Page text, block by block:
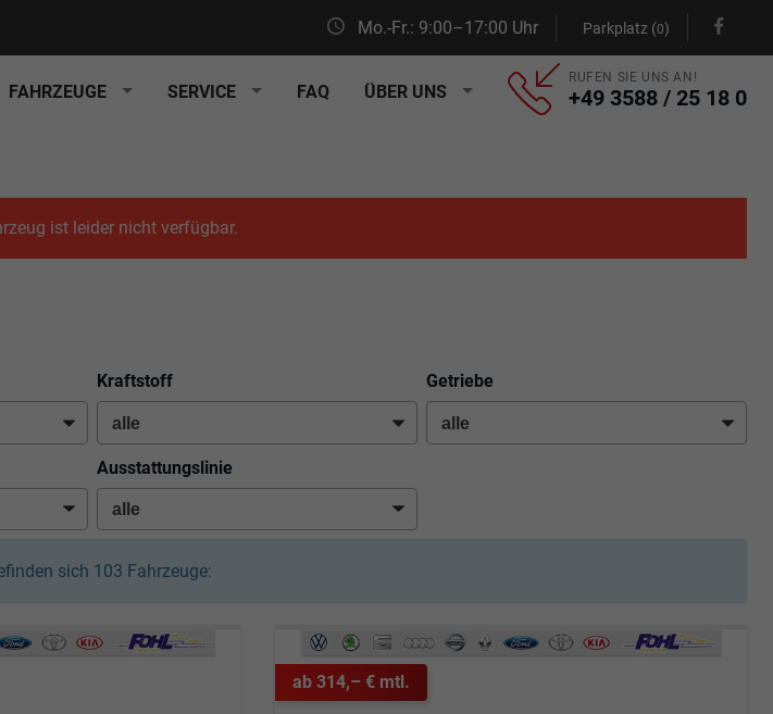
Mo.-Fr.: 9:00–17:00 Uhr Parkplatz (0)
FAHRZEUGE SERVICE FAQ ÜBER UNS
RUFEN SIE UNS AN!
+49 3588 / 25 18 0
ist leider nicht verfügbar.
Kraftstoff Getriebe
Ausstattungslinie
sich 103 Fahrzeuge:
ab 314,– € mtl.